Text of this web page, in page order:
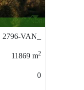
2796-VAN_
11869 m2
0